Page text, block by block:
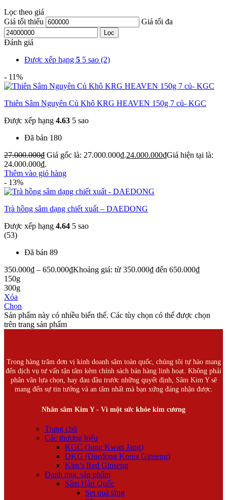
Lọc theo giá
Giá tối thiểu
Giá tối đa
Lọc
Đánh giá
Được xếp hạng 5 5 sao (2)
- 11%
Thiên Sâm Nguyên Củ Khô KRG HEAVEN 150g 7 củ- KGC
Được xếp hạng 4.63 5 sao
Đã bán 180
27.000.000₫ Giá gốc là: 27.000.000₫.24.000.000₫Giá hiện tại là:
24.000.000₫.
Thêm vào giỏ hàng
- 13%
Trà hồng sâm dạng chiết xuất – DAEDONG
Được xếp hạng 4.64 5 sao
(53)
Đã bán 89
350.000₫ – 650.000₫Khoảng giá: từ 350.000₫ đến 650.000₫
150g
300g
Xóa
Chọn
Sản phẩm này có nhiều biến thể. Các tùy chọn có thể được chọn
trên trang sản phẩm
Trong hàng trăm đơn vị kinh doanh sâm toàn quốc, chúng tôi tự hào mang
đến dịch vụ tư vấn tận tâm kèm chính sách bán hàng linh hoạt. Không phải
phân vân lựa chọn, hay đau đầu trước những quyết định, Sâm Kim Y sẽ
mang đến sự tin tưởng và an tâm nhất mà bạn xứng đáng nhận được.
Nhân sâm Kim Y - Vì một sức khỏe kim cương
Trang chủ
Các thương hiệu
KGC (Jung Kwan Jang)
DKG (Daedong Korea Ginseng)
Kim’s Red Ginseng
Danh mục sản phẩm
Sâm Hàn Quốc
Set quà tặng